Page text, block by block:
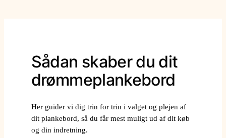
Sådan skaber du dit
drømmeplankebord
Her guider vi dig trin for trin i valget og plejen af
dit plankebord, så du får mest muligt ud af dit køb
og din indretning.